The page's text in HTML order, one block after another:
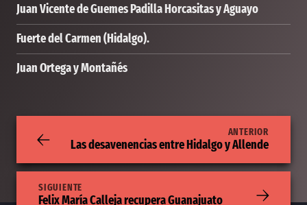
Juan Vicente de Guemes Padilla Horcasitas y Aguayo
Fuerte del Carmen (Hidalgo).
Juan Ortega y Montañés
ANTERIOR
Las desavenencias entre Hidalgo y Allende
SIGUIENTE
Felix María Calleja recupera Guanajuato